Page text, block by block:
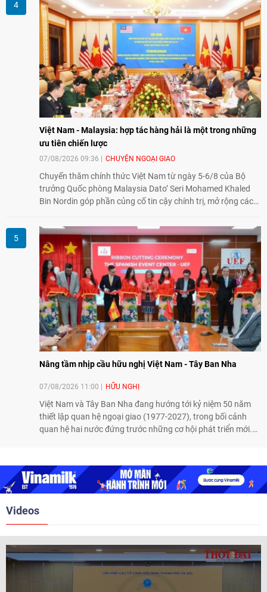
Nông nghiệp và An toàn thực phẩm Hoa Kỳ - Việt Nam",
hướng tới thúc đẩy chuyển đổi số, hiện đại hóa nông nghiệp
và mở rộng hợp tác phát triển giữa hai nước.
Việt Nam - Malaysia: hợp tác hàng hải là một trong những
ưu tiên chiến lược
07/08/2026 09:36 CHUYỆN NGOẠI GIAO
Chuyến thăm chính thức Việt Nam từ ngày 5-6/8 của Bộ
trưởng Quốc phòng Malaysia Dato’ Seri Mohamed Khaled
Bin Nordin góp phần củng cố tin cậy chính trị, mở rộng các
Malaysia theo hướng ngày càng thực chất.
Nâng tầm nhịp cầu hữu nghị Việt Nam - Tây Ban Nha
07/08/2026 11:00 HỮU NGHỊ
Việt Nam và Tây Ban Nha đang hướng tới kỷ niệm 50 năm
thiết lập quan hệ ngoại giao (1977-2027), trong bối cảnh
quan hệ hai nước đứng trước những cơ hội phát triển mới.
xã hội, tăng cường hiểu biết, tin cậy và gắn bó giữa nhân
dân hai nước.
Videos